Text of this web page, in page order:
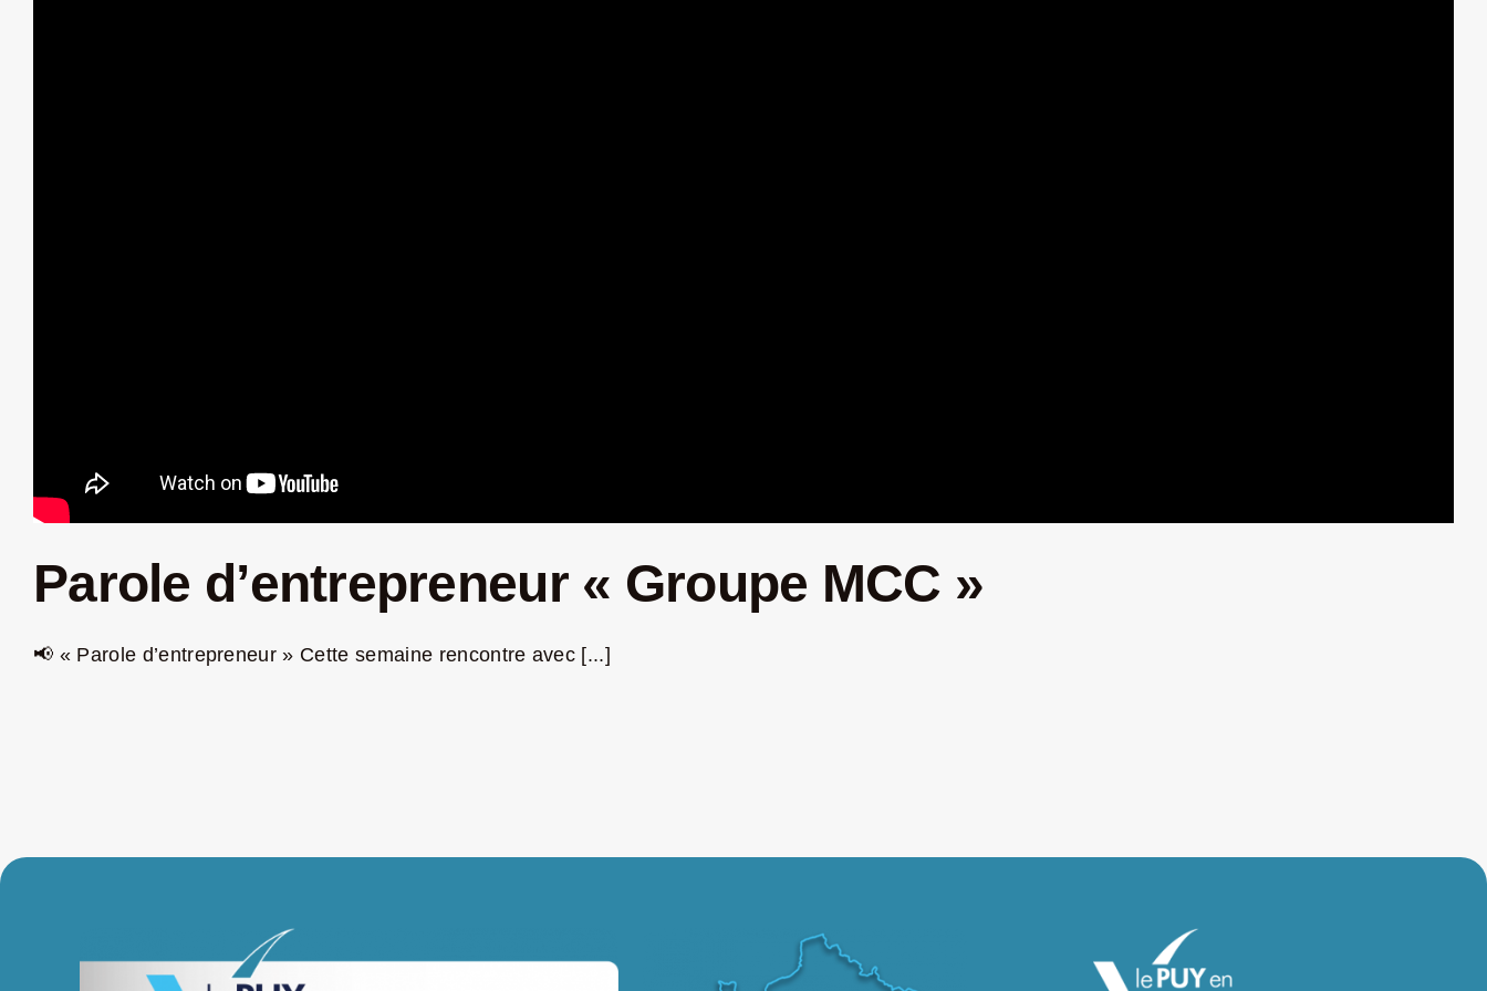
Parole d’entrepreneur « Groupe MCC »
📢 « Parole d’entrepreneur » Cette semaine rencontre avec [...]